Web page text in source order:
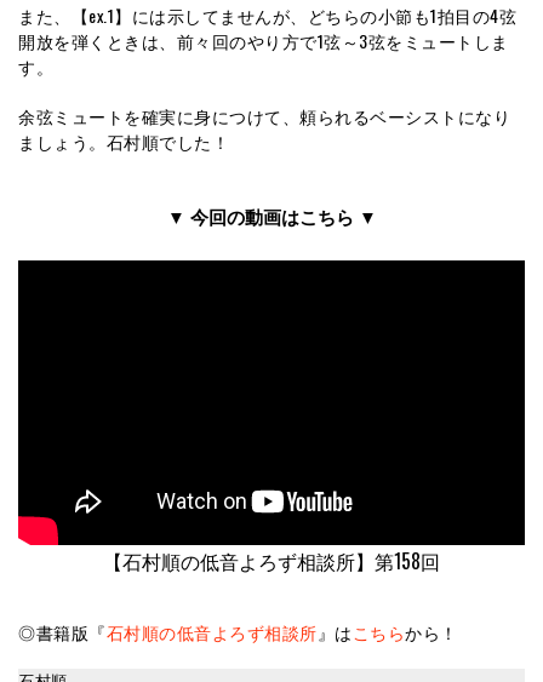
また、【ex.1】には示してませんが、どちらの小節も1拍目の4弦
開放を弾くときは、前々回のやり方で1弦～3弦をミュートしま
す。
余弦ミュートを確実に身につけて、頼られるベーシストになり
ましょう。石村順でした！
▼ 今回の動画はこちら ▼
【石村順の低音よろず相談所】第158回
◎書籍版『石村順の低音よろず相談所』はこちらから！